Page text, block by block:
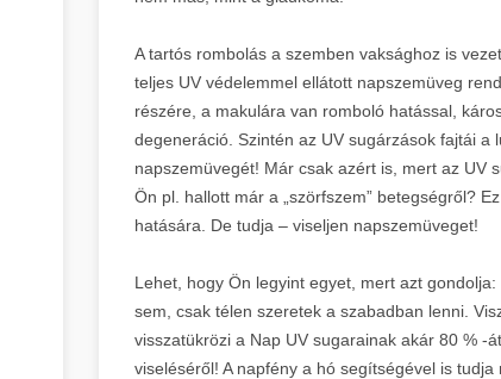
A tartós rombolás a szemben vaksághoz is
teljes UV védelemmel ellátott napszemüveg
részére, a makulára van romboló hatással,
degeneráció. Szintén az UV sugárzások fajtái
napszemüvegét! Már csak azért is, mert az UV
Ön pl. hallott már a „szörfszem” betegségről?
hatására. De tudja – viseljen napszemüveget!
Lehet, hogy Ön legyint egyet, mert azt
sem, csak télen szeretek a szabadban lenni.
visszatükrözi a Nap UV sugarainak akár 80 % -
viseléséről! A napfény a hó segítségével is